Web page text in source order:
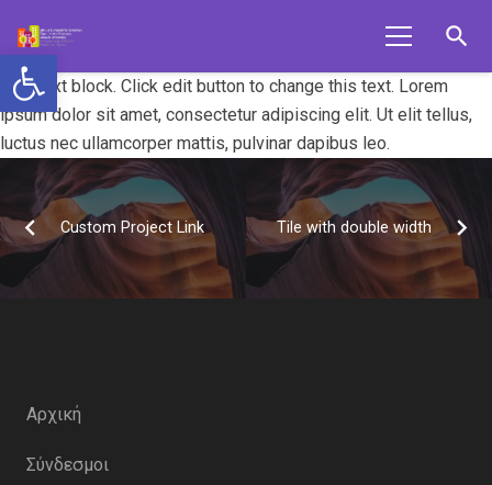
Ανοίξτε τη γραμμή εργαλείων
search
I am text block. Click edit button to change this text. Lorem
ipsum dolor sit amet, consectetur adipiscing elit. Ut elit tellus,
luctus nec ullamcorper mattis, pulvinar dapibus leo.
Custom Project Link Tile with double width
Αρχική
Σύνδεσμοι